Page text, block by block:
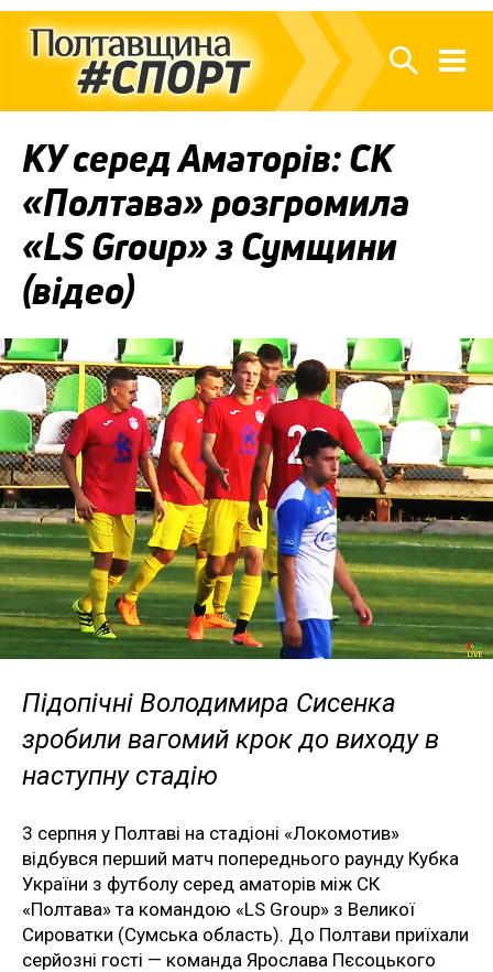
КУ серед Аматорів: СК
«Полтава» розгромила
«LS Group» з Сумщини
(відео)
Підопічні Володимира Сисенка
зробили вагомий крок до виходу в
наступну стадію
3 серпня у Полтаві на стадіоні «Локомотив»
відбувся перший матч попереднього раунду Кубка
України з футболу серед аматорів між СК
«Полтава» та командою «LS Group» з Великої
Сироватки (Сумська область). До Полтави приїхали
серйозні гості — команда Ярослава Пєсоцького